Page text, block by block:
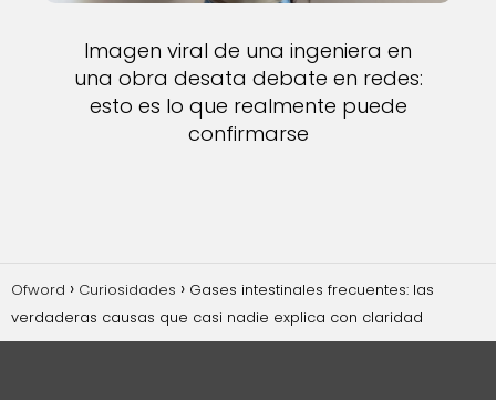
Imagen viral de una ingeniera en
una obra desata debate en redes:
esto es lo que realmente puede
confirmarse
Ofword Curiosidades
Gases intestinales frecuentes: las
verdaderas causas que casi nadie explica con claridad